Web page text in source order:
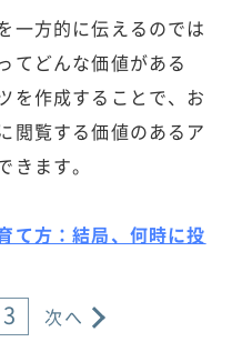
一方的に伝えるのでは
てどんな価値がある
を作成することで、お
閲覧する価値のあるア
ます。
て方：結局、何時に投
3 次へ